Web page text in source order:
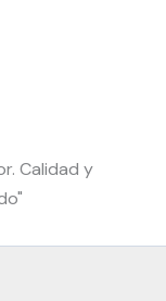
Calidad y